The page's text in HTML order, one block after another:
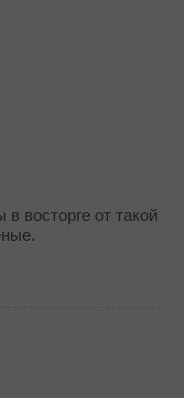
восторге от такой